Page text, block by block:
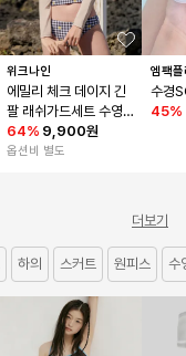
위크나인
에밀리 체크 데이지 긴
팔 래쉬가드세트 수영
복 비키니
64% 9,900원
옵션비 별도
엠팩
수경
45%
더보기
하의 스커트 원피스 수